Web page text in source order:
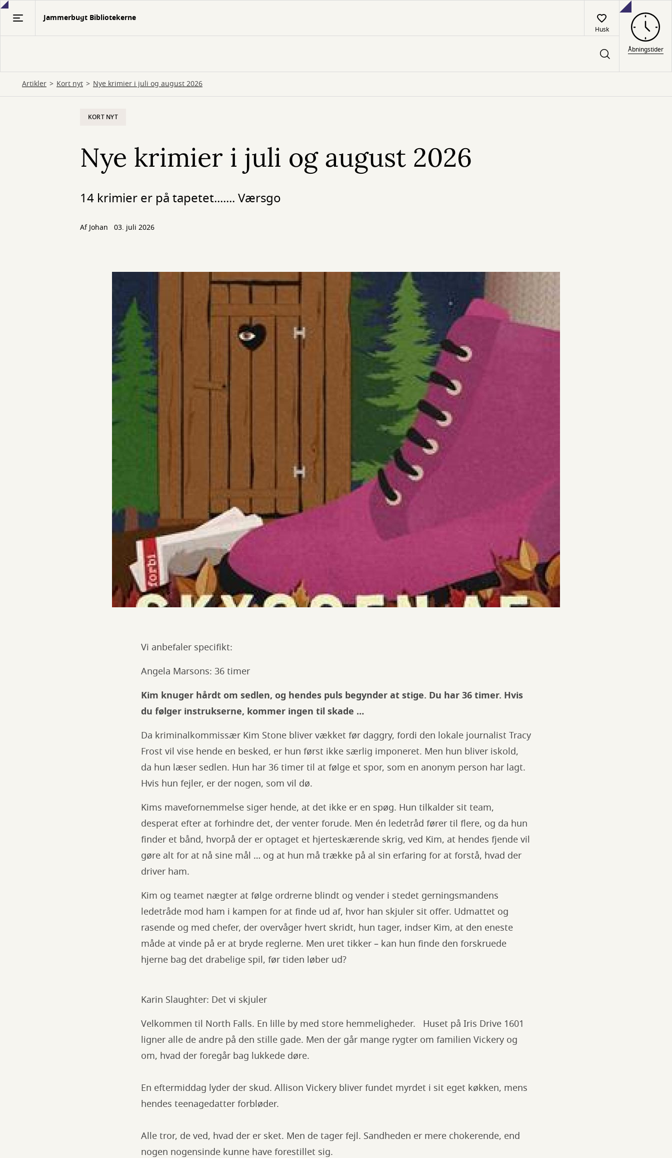
Gå
Jammerbugt Bibliotekerne
Husk
Åbningstider
Artikler Kort nyt Nye krimier i juli og august 2026
KORT NYT
Nye krimier i juli og august 2026
14 krimier er på tapetet....... Værsgo
AfJohan 03. juli 2026
Vi anbefaler specifikt:
Angela Marsons: 36 timer
Kim knuger hårdt om sedlen, og hendes puls begynder at stige. Du har 36 timer. Hvis
du følger instrukserne, kommer ingen til skade …
Da kriminalkommissær Kim Stone bliver vækket før daggry, fordi den lokale journalist Tracy
Frost vil vise hende en besked, er hun først ikke særlig imponeret. Men hun bliver iskold,
da hun læser sedlen. Hun har 36 timer til at følge et spor, som en anonym person har lagt.
Hvis hun fejler, er der nogen, som vil dø.
Kims mavefornemmelse siger hende, at det ikke er en spøg. Hun tilkalder sit team,
desperat efter at forhindre det, der venter forude. Men én ledetråd fører til flere, og da hun
finder et bånd, hvorpå der er optaget et hjerteskærende skrig, ved Kim, at hendes fjende vil
gøre alt for at nå sine mål … og at hun må trække på al sin erfaring for at forstå, hvad der
driver ham.
Kim og teamet nægter at følge ordrerne blindt og vender i stedet gerningsmandens
ledetråde mod ham i kampen for at finde ud af, hvor han skjuler sit offer. Udmattet og
rasende og med chefer, der overvåger hvert skridt, hun tager, indser Kim, at den eneste
måde at vinde på er at bryde reglerne. Men uret tikker – kan hun finde den forskruede
hjerne bag det drabelige spil, før tiden løber ud?
Karin Slaughter: Det vi skjuler
Velkommen til North Falls. En lille by med store hemmeligheder. Huset på Iris Drive 1601
ligner alle de andre på den stille gade. Men der går mange rygter om familien Vickery og
om, hvad der foregår bag lukkede døre.
En eftermiddag lyder der skud. Allison Vickery bliver fundet myrdet i sit eget køkken, mens
hendes teenagedatter forbløder.
Alle tror, de ved, hvad der er sket. Men de tager fejl. Sandheden er mere chokerende, end
nogen nogensinde kunne have forestillet sig.